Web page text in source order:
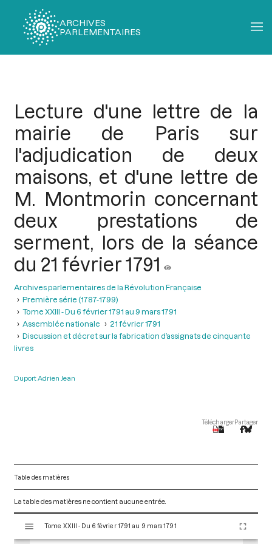
ARCHIVES
PARLEMENTAIRES
Lecture d'une lettre de la
mairie de Paris sur
l'adjudication de deux
maisons, et d'une lettre de
M. Montmorin concernant
deux prestations de
serment, lors de la séance
du 21 février 1791
Archives parlementaires de la Révolution Française
Première série (1787-1799)
Tome XXIII - Du 6 février 1791 au 9 mars 1791
Assemblée nationale
21 février 1791
Discussion et décret sur la fabrication d’assignats de cinquante
livres
Duport Adrien Jean
TéléchargerPartager
Table des matières
La table des matières ne contient aucune entrée.
s
Tome XXIII - Du 6 février 1791 au 9 mars 1791